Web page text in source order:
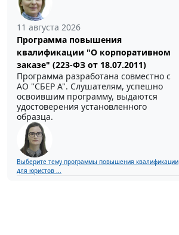
11 августа 2026
Программа повышения
квалификации "О корпоративном
заказе" (223-ФЗ от 18.07.2011)
Программа разработана совместно с
АО ''СБЕР А". Слушателям, успешно
освоившим программу, выдаются
удостоверения установленного
образца.
Выберите тему программы повышения квалификации
для юристов ...